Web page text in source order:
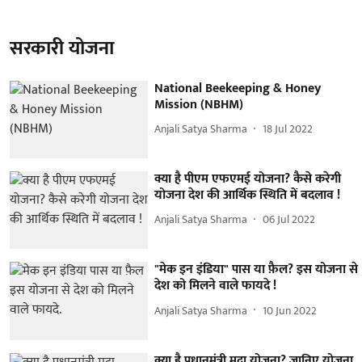
सरकारी योजना
National Beekeeping & Honey
Mission (NBHM)
Anjali Satya Sharma 18 Jul 2022
क्या है पीएम एफएमई योजना? कैसे करेगी
योजना देश की आर्थिक स्थिति में बदलाव !
Anjali Satya Sharma 06 Jul 2022
"मेक इन इंडिया" पास या फ़ैल? इस योजना से
देश को मिलने वाले फायदे !
Anjali Satya Sharma 10 Jun 2022